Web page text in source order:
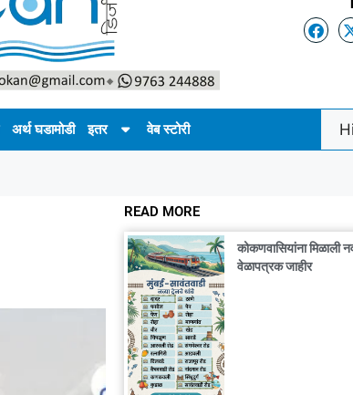
अर्थ घडामोडी इतर वेब स्टोरी
READ MORE
कोकणवासियांना
वेळापत्रक जाहीर